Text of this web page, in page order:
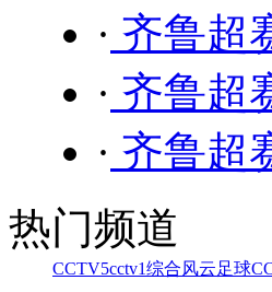
· 齐鲁超
· 齐鲁超
· 齐鲁超
热门频道
CCTV5cctv1综合风云足球